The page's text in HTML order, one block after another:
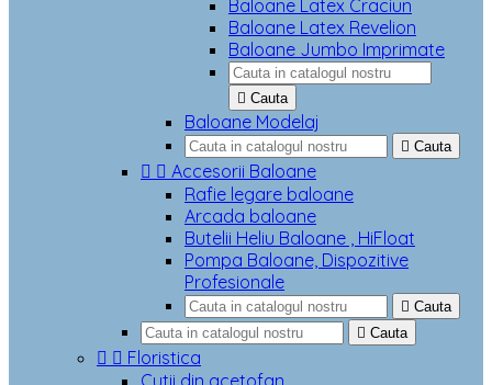
Baloane Latex Craciun
Baloane Latex Revelion
Baloane Jumbo Imprimate
 Cauta
Baloane Modelaj
 Cauta
  Accesorii Baloane
Rafie legare baloane
Arcada baloane
Butelii Heliu Baloane , HiFloat
Pompa Baloane, Dispozitive
Profesionale
 Cauta
 Cauta
  Floristica
Cutii din acetofan